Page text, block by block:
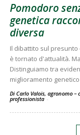
Pomodoro
genetica
diversa
Il dibattito sul
è tornato d'attualità.
Distinguiamo tra
miglioramento genetico
Di Carlo Valois, agronomo
professionista -